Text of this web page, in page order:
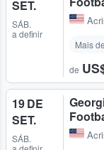
SET.
SÁB.
a definir
Mais
de
19 DE
SET.
SÁB.